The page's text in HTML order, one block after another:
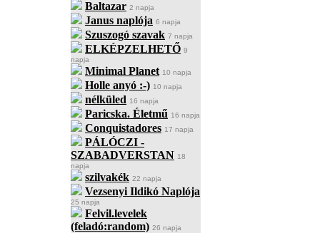
Baltazar 2 napja
Janus naplója 6 napja
Szuszogó szavak 7 napja
ELKÉPZELHETŐ 9
napja
Minimal Planet 10 napja
Holle anyó :-) 10 napja
nélküled 16 napja
Paricska. Életmű 16 napja
Conquistadores 17 napja
PÁLÓCZI -
SZABADVERSTAN 18
napja
szilvakék 22 napja
Vezsenyi Ildikó Naplója
25 napja
Felvil.levelek
(feladó:random) 26 napja